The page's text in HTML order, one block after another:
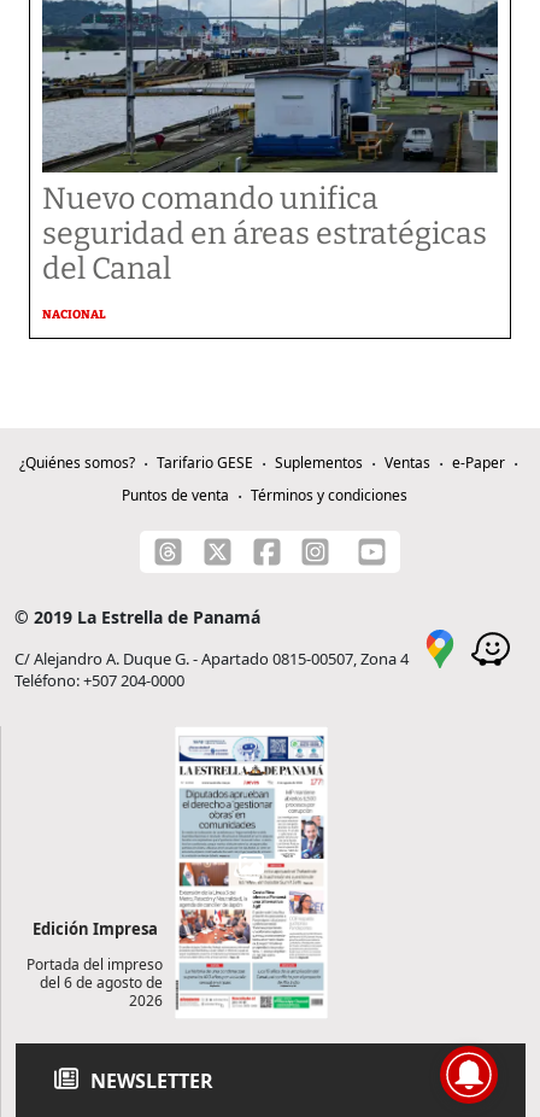
Nuevo comando unifica
seguridad en áreas estratégicas
del Canal
NACIONAL
¿Quiénes somos? Tarifario GESE Suplementos Ventas
e-Paper
Puntos de venta
Términos y condiciones
© 2019 La Estrella de Panamá
C/ Alejandro A. Duque G. - Apartado 0815-00507, Zona 4
Teléfono: +507 204-0000
Edición Impresa
Portada del impreso
del 6 de agosto de
2026
NEWSLETTER